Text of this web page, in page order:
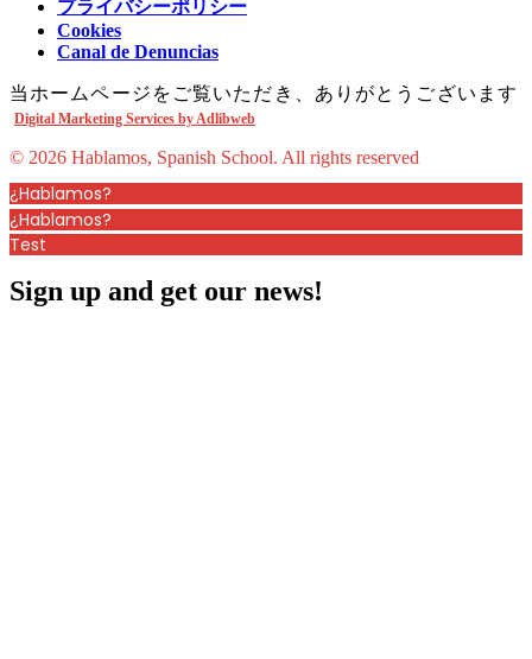
プライバシーポリシー
Cookies
Canal de Denuncias
当ホームページをご覧いただき、ありがとうございます
Digital Marketing Services by Adlibweb
© 2026 Hablamos, Spanish School. All rights reserved
¿Hablamos?
¿Hablamos?
Test
Sign up and get our news!